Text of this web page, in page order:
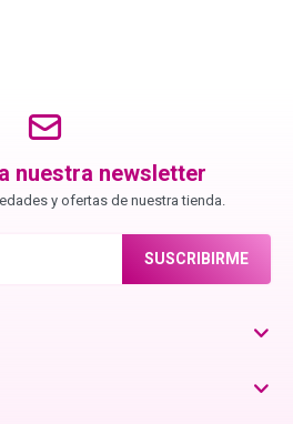
nuestra newsletter
y ofertas de nuestra tienda.
SUSCRIBIRME